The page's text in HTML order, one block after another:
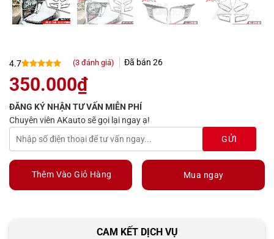
4.7
4.7trên 5
dựa trên
3
(3đánh giá) Đã bán 26
350.000₫
ĐĂNG KÝ NHẬN TƯ VẤN MIỄN PHÍ
Chuyên viên AKauto sẽ gọi lại ngay ạ!
Thêm Vào Giỏ Hàng Mua ngay
CAM KẾT DỊCH VỤ